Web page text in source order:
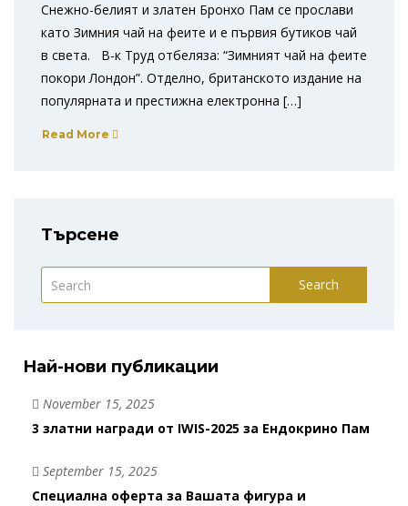
Снежно-белият и златен Бронхо Пам се прослави
като Зимния чай на феите и e първия бутиков чай
в света. В-к Труд отбеляза: “Зимният чай на феите
покори Лондон”. Отделно, британското издание на
популярната и прeстижна електронна […]
Read More
Търсене
Search
Най-нови публикации
November 15, 2025
3 златни награди от IWIS-2025 за Ендокрино Пам
September 15, 2025
Специална оферта за Вашата фигура и